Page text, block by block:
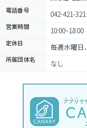
電話番号 042-421-
営業時間 10:00~18:00
定休日 毎週水曜日
所属団体名 なし